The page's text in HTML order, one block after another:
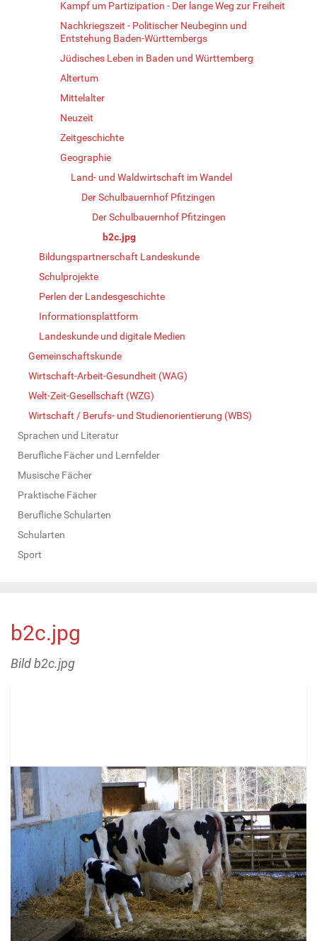
Kampf um Partizipation - Der lange Weg zur Freiheit
Nachkriegszeit - Politischer Neubeginn und
Entstehung Baden-Württembergs
Jüdisches Leben in Baden und Württemberg
Altertum
Mittelalter
Neuzeit
Zeitgeschichte
Geographie
Land- und Waldwirtschaft im Wandel
Der Schulbauernhof Pfitzingen
Der Schulbauernhof Pfitzingen
b2c.jpg
Bildungspartnerschaft Landeskunde
Schulprojekte
Perlen der Landesgeschichte
Informationsplattform
Landeskunde und digitale Medien
Gemeinschaftskunde
Wirtschaft-Arbeit-Gesundheit (WAG)
Welt-Zeit-Gesellschaft (WZG)
Wirtschaft / Berufs- und Studienorientierung (WBS)
Sprachen und Literatur
Berufliche Fächer und Lernfelder
Musische Fächer
Praktische Fächer
Berufliche Schularten
Schularten
Sport
b2c.jpg
Bild b2c.jpg